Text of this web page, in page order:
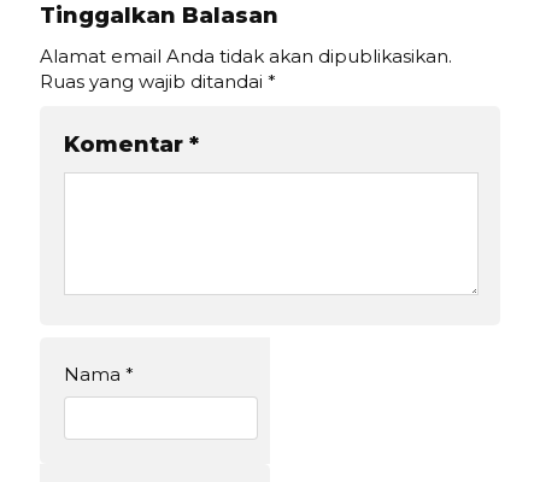
Tinggalkan Balasan
Alamat email Anda tidak akan dipublikasikan.
Ruas yang wajib ditandai *
Komentar *
Nama *